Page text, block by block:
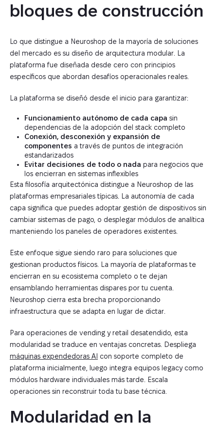
bloques de construcción
Lo que distingue a Neuroshop de la mayoría de soluciones
del mercado es su diseño de arquitectura modular. La
plataforma fue diseñada desde cero con principios
específicos que abordan desafíos operacionales reales.
La plataforma se diseñó desde el inicio para garantizar:
Funcionamiento autónomo de cada capa sin
dependencias de la adopción del stack completo
Conexión, desconexión y expansión de
componentes a través de puntos de integración
estandarizados
Evitar decisiones de todo o nada para negocios que
los encierran en sistemas inflexibles
Esta filosofía arquitectónica distingue a Neuroshop de las
plataformas empresariales típicas. La autonomía de cada
capa significa que puedes adoptar gestión de dispositivos sin
cambiar sistemas de pago, o desplegar módulos de analítica
manteniendo los paneles de operadores existentes.
Este enfoque sigue siendo raro para soluciones que
gestionan productos físicos. La mayoría de plataformas te
encierran en su ecosistema completo o te dejan
ensamblando herramientas dispares por tu cuenta.
Neuroshop cierra esta brecha proporcionando
infraestructura que se adapta en lugar de dictar.
Para operaciones de vending y retail desatendido, esta
modularidad se traduce en ventajas concretas. Despliega
máquinas expendedoras AI con soporte completo de
plataforma inicialmente, luego integra equipos legacy como
módulos hardware individuales más tarde. Escala
operaciones sin reconstruir toda tu base técnica.
Modularidad en la